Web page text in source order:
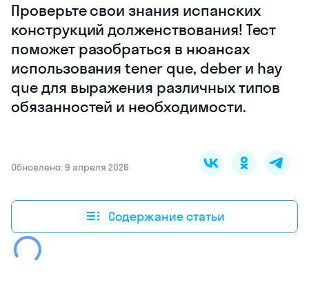
Проверьте свои знания испанских
конструкций долженствования! Тест
поможет разобраться в нюансах
использования tener que, deber и hay
que для выражения различных типов
обязанностей и необходимости.
Обновлено: 9 апреля 2026
Содержание статьи